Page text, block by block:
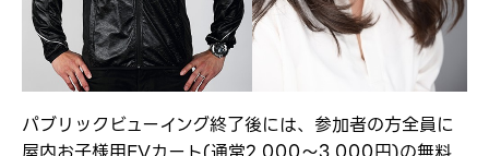
パブリックビューイング終了後には、参加者の方全員に